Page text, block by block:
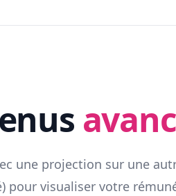
une projection sur une
pour visualiser votre